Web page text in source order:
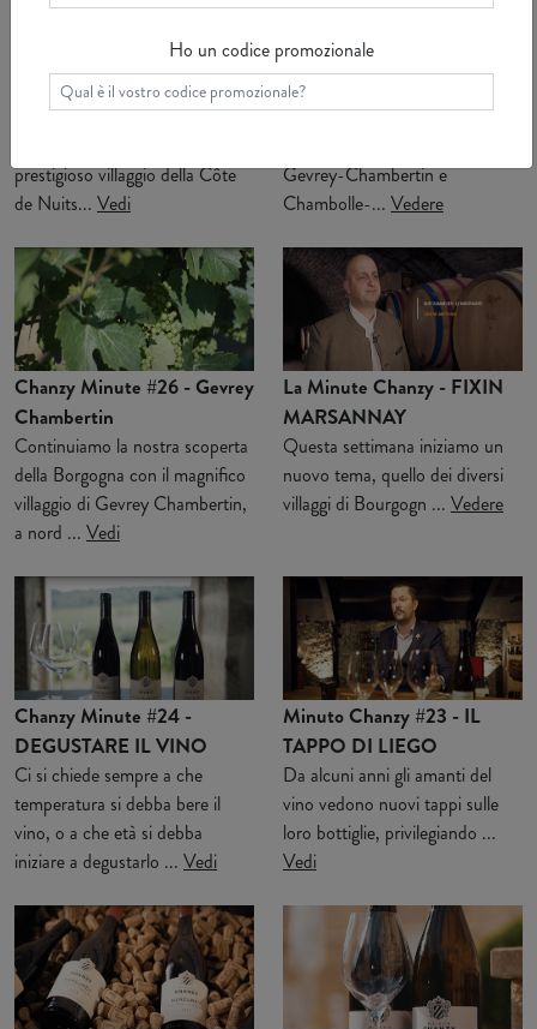
Minuto Chanzy #28 -
CHAMBOLLE MUSIGNY
Questa settimana parleremo di
prestigioso villaggio della Côte
de Nuits... Vedi
Chanzy Minute #27 -
MOREY SAINT DENIS
Il villaggio di Morey Saint Denis,
Gevrey-Chambertin e
Chambolle-... Vedere
Chanzy Minute #26 - Gevrey
Chambertin
Continuiamo la nostra scoperta
della Borgogna con il magnifico
villaggio di Gevrey Chambertin,
a nord ... Vedi
La Minute Chanzy - FIXIN
MARSANNAY
Questa settimana iniziamo un
nuovo tema, quello dei diversi
villaggi di Bourgogn ... Vedere
Chanzy Minute #24 -
DEGUSTARE IL VINO
Ci si chiede sempre a che
temperatura si debba bere il
vino, o a che età si debba
iniziare a degustarlo ... Vedi
Minuto Chanzy #23 - IL
TAPPO DI LIEGO
Da alcuni anni gli amanti del
vino vedono nuovi tappi sulle
loro bottiglie, privilegiando ...
Vedi
Ho un codice promozionale